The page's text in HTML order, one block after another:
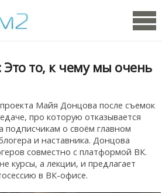
то, к чему мы очень
Майя Донцова после съемок
про которую отказывается
подписчикам о своём главном
и наставника. Донцова
совместно с платформой ВК.
курсы, а лекции, и предлагает
в ВК-офисе.